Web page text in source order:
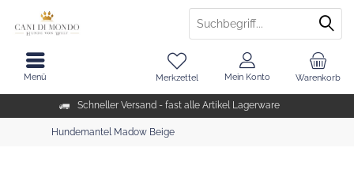
Schneller Versand - fast alle Artikel Lagerware
Warenkorb
Merkzettel Mein Konto
Menü
Hundemantel Madow Beige